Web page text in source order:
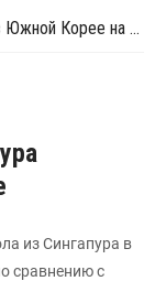
TK Chemical 20 июня закроет линию ПЭТ в Южной Корее на профилактику
из Сингапура в
сравнению с